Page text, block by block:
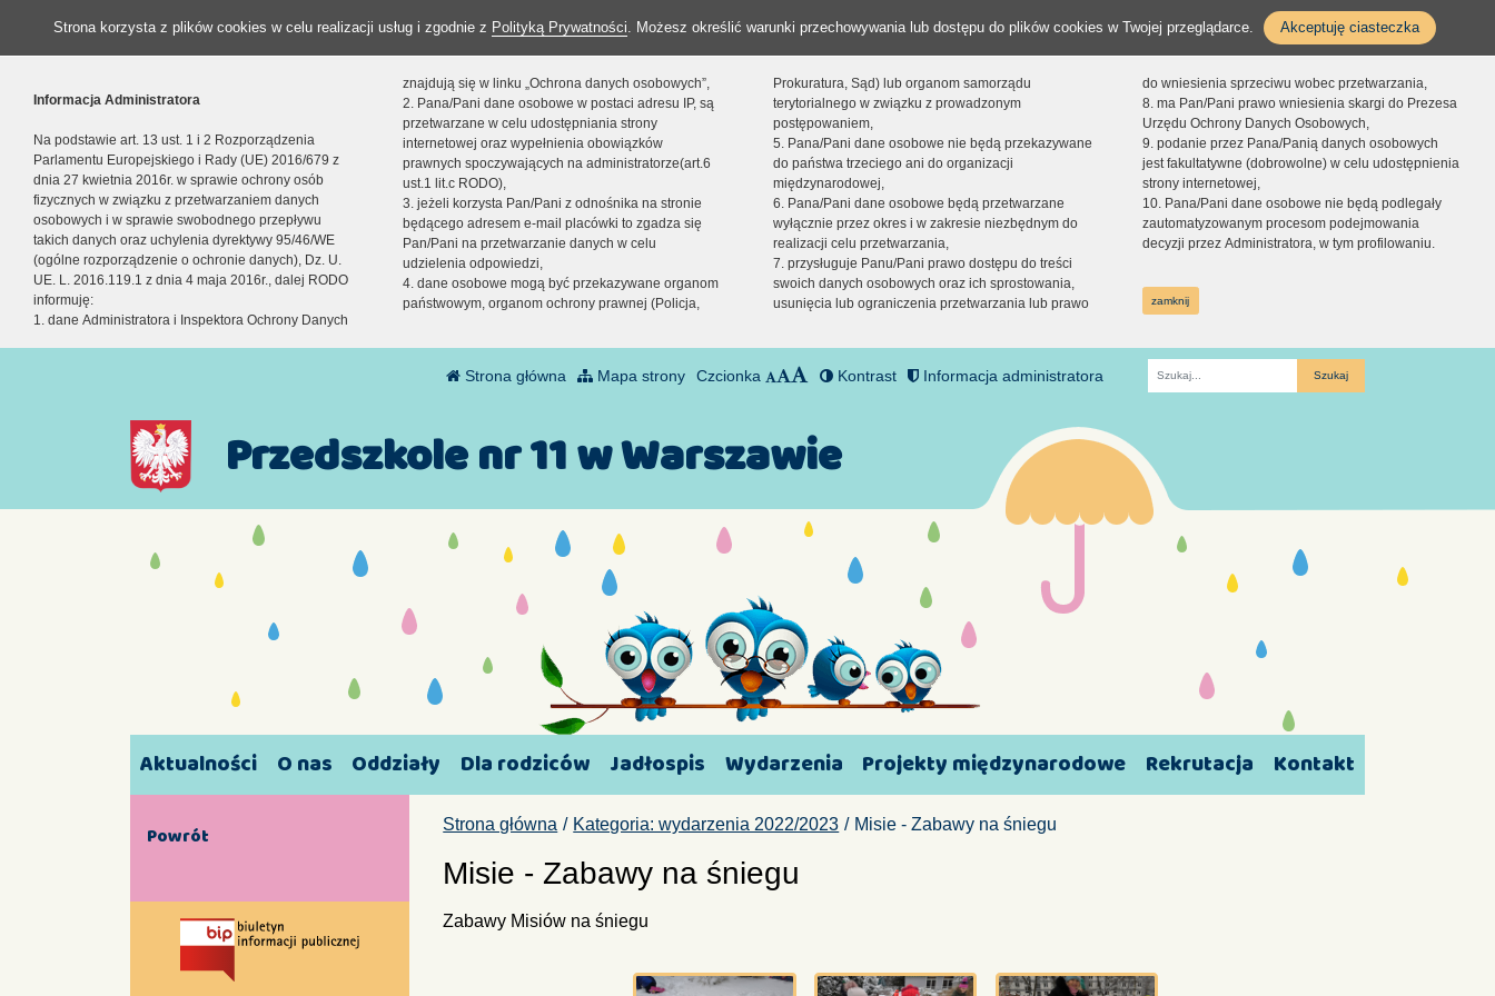
Strona korzysta z plików cookies w celu realizacji usług i zgodnie z Polityką Prywatności. Możesz określić warunki przechowywania lub dostępu do plików cookies w Twojej przeglądarce. Akceptuję ciasteczka
Informacja Administratora
Na podstawie art. 13 ust. 1 i 2 Rozporządzenia
Parlamentu Europejskiego i Rady (UE) 2016/679 z
dnia 27 kwietnia 2016r. w sprawie ochrony osób
fizycznych w związku z przetwarzaniem danych
osobowych i w sprawie swobodnego przepływu
takich danych oraz uchylenia dyrektywy 95/46/WE
(ogólne rozporządzenie o ochronie danych), Dz. U.
UE. L. 2016.119.1 z dnia 4 maja 2016r., dalej RODO
informuję:
1. dane Administratora i Inspektora Ochrony Danych
znajdują się w linku „Ochrona danych osobowych”,
2. Pana/Pani dane osobowe w postaci adresu IP, są
przetwarzane w celu udostępniania strony
internetowej oraz wypełnienia obowiązków
prawnych spoczywających na administratorze(art.6
ust.1 lit.c RODO),
3. jeżeli korzysta Pan/Pani z odnośnika na stronie
będącego adresem e-mail placówki to zgadza się
Pan/Pani na przetwarzanie danych w celu
udzielenia odpowiedzi,
4. dane osobowe mogą być przekazywane organom
państwowym, organom ochrony prawnej (Policja,
Prokuratura, Sąd) lub organom samorządu
terytorialnego w związku z prowadzonym
postępowaniem,
5. Pana/Pani dane osobowe nie będą przekazywane
do państwa trzeciego ani do organizacji
międzynarodowej,
6. Pana/Pani dane osobowe będą przetwarzane
wyłącznie przez okres i w zakresie niezbędnym do
realizacji celu przetwarzania,
7. przysługuje Panu/Pani prawo dostępu do treści
swoich danych osobowych oraz ich sprostowania,
usunięcia lub ograniczenia przetwarzania lub prawo
do wniesienia sprzeciwu wobec przetwarzania,
8. ma Pan/Pani prawo wniesienia skargi do Prezesa
Urzędu Ochrony Danych Osobowych,
9. podanie przez Pana/Panią danych osobowych
jest fakultatywne (dobrowolne) w celu udostępnienia
strony internetowej,
10. Pana/Pani dane osobowe nie będą podlegały
zautomatyzowanym procesom podejmowania
decyzji przez Administratora, w tym profilowaniu.
zamknij
Strona główna Mapa strony Czcionka Kontrast Informacja administratora
Fraza
Przedszkole nr 11 w Warszawie
Aktualności O nas Oddziały Dla rodziców Jadłospis Wydarzenia Projekty międzynarodowe Rekrutacja Kontakt
Strona główna Kategoria: wydarzenia 2022/2023 Misie - Zabawy na śniegu
Misie - Zabawy na śniegu
Zabawy Misiów na śniegu
Powrót